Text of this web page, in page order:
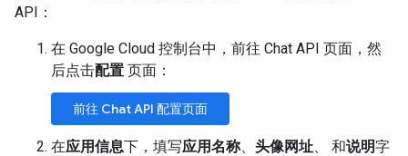
API：
在 Google Cloud 控制台中，前往 Chat API 页面，然
后点击配置 页面：
前往 Chat API 配置页面
在应用信息下，填写应用名称、 头像网址 、 和说明字